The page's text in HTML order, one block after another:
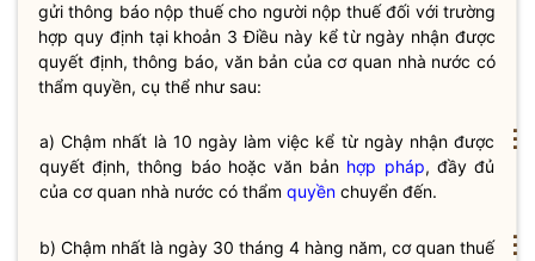
gửi thông báo nộpthuếcho người nộpthuếđối với trường
hợp quy định tại khoản 3 Điều này kể từ ngày nhận được
quyết định, thông báo, văn bản của cơ quan nhà nước có
thẩm quyền, cụ thể như sau:
a) Chậm nhất là 10 ngày làm việc kể từ ngày nhận được
quyết định, thông báo hoặc văn bản hợp pháp, đầy đủ
của cơ quan nhà nước có thẩm quyền chuyển đến.
b) Chậm nhất là ngày 30 tháng 4 hàng năm, cơ quan thuế
⋮
⋮